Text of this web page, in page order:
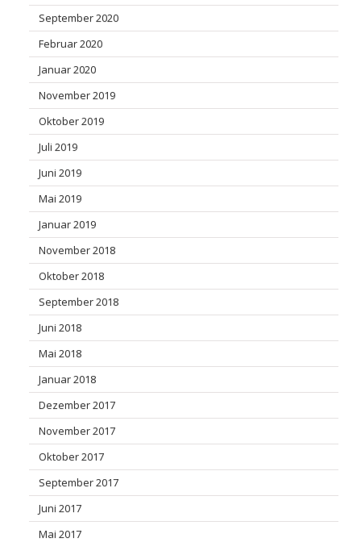
September 2020
Februar 2020
Januar 2020
November 2019
Oktober 2019
Juli 2019
Juni 2019
Mai 2019
Januar 2019
November 2018
Oktober 2018
September 2018
Juni 2018
Mai 2018
Januar 2018
Dezember 2017
November 2017
Oktober 2017
September 2017
Juni 2017
Mai 2017